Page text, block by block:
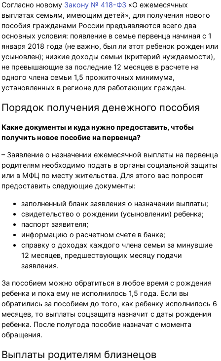
Согласно новому Закону № 418-ФЗ «О ежемесячных
выплатах семьям, имеющим детей», для получения нового
пособия гражданами России предъявляются всего два
основных условия: появление в семье первенца начиная с 1
января 2018 года (не важно, был ли этот ребенок рожден или
усыновлен); низкие доходы семьи (критерий нуждаемости),
не превышающие за последние 12 месяцев в расчете на
одного члена семьи 1,5 прожиточных минимума,
установленных в регионе для работающих граждан.
Порядок получения денежного пособия
Какие документы и куда нужно предоставить, чтобы
получить новое пособие на первенца?
– Заявление о назначении ежемесячной выплаты на первенца
родителям необходимо подать в органы социальной защиты
или в МФЦ по месту жительства. Для этого вас попросят
предоставить следующие документы:
заполненный бланк заявления о назначении выплаты;
свидетельство о рождении (усыновлении) ребенка;
паспорт заявителя;
информацию о расчетном счете в банке;
справку о доходах каждого члена семьи за минувшие
12 месяцев, предшествующих месяцу подачи
заявления.
За пособием можно обратиться в любое время с рождения
ребенка и пока ему не исполнилось 1,5 года. Если вы
обратились за пособием до того, как ребенку исполнилось 6
месяцев, то выплаты соцзащита назначит с даты рождения
ребенка. После полугода пособие назначат с момента
обращения.
Выплаты родителям близнецов